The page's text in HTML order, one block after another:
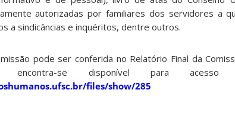
autorizadas por familiares dos servidores a
a sindicâncias e inquéritos, dentre outros.
pode ser conferida no Relatório Final da
se disponível para acesso
files/show/285